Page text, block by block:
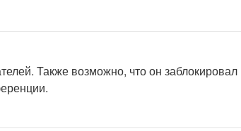
Также возможно, что он